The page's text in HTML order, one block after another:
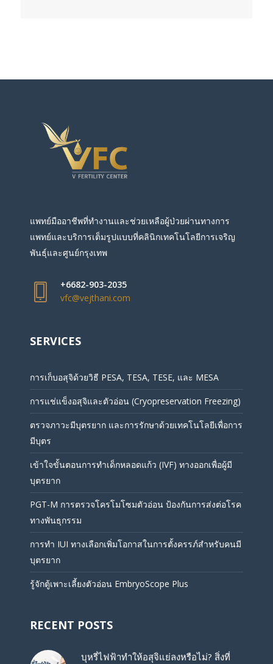
แพทย์มืออาชีพที่ทำงานและช่วยเหลือผู้ป่วยผ่านทางการ
แพทย์และบริการเต็มรูปแบบที่คลินิกเทคโนโลยีการเจริญ
พันธุ์และศูนย์กรุงเทพ
+6682-903-2035
vfc@vejthani.com
SERVICES
การเก็บอสุจิด้วยวิธี PESA, TESA, TESE, และ MESA
การแช่แข็งอสุจิและตัวอ่อน (Cryopreservation Freezing)
ตรวจภาวะมีบุตรยาก และการรักษาด้วยเทคโนโลยีเพื่อการ
มีบุตร
เข้าใจขั้นตอนการทำเด็กหลอดแก้ว (IVF) ทางออกเพื่อผู้มี
บุตรยาก
PGT-M การตรวจโครโมโซมตัวอ่อน ป้องกันการส่งต่อโรค
ทางพันธุกรรม
การทำ IUI ทางเลือกเพิ่มโอกาสในการตั้งครรภ์สำหรับคนมี
บุตรยาก
รู้จักตู้เพาะเลี้ยงตัวอ่อน EmbryoScope Plus
RECENT POSTS
บุหรี่ไฟฟ้าทำให้อสุจิแย่ลงหรือไม่? สิ่งที่